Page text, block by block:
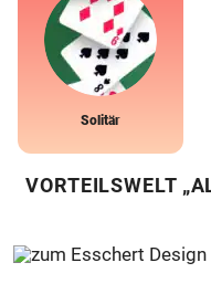
Solitär
VORTEILSWELT